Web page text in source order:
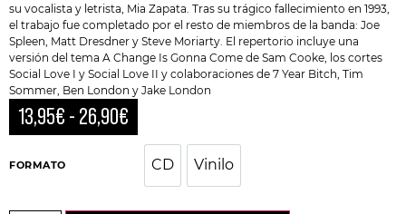
su vocalista y letrista, Mia Zapata . Tras su trágico fallecimiento en 1993,
el trabajo fue completado por el resto de miembros de la banda: Joe
Spleen, Matt Dresdner y Steve Moriarty. El repertorio incluye una
versión del tema A Change Is Gonna Come de Sam Cooke, los cortes
Social Love I y Social Love II y colaboraciones de 7 Year Bitch, Tim
Sommer, Ben London y Jake London
13,95€ - 26,90€
FORMATO CD Vinilo